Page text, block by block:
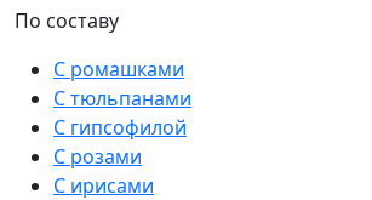
По составу
С ромашками
С тюльпанами
С гипсофилой
С розами
С ирисами